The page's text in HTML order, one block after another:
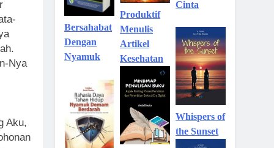
Nya
Aku,
Bersahabat
Dengan
Nyamuk
Produktif
Menulis
Artikel
Kesehatan
Cinta
Whispers of
the Sunset